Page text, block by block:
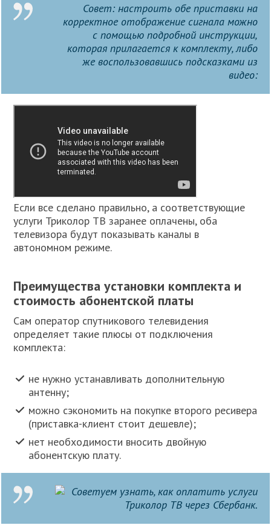
Совет: настроить обе приставки на
корректное отображение сигнала можно
с помощью подробной инструкции,
которая прилагается к комплекту, либо
же воспользовавшись подсказками из
видео:
Если все сделано правильно, а соответствующие
услуги Триколор ТВ заранее оплачены, оба
телевизора будут показывать каналы в
автономном режиме.
Преимущества установки комплекта и
стоимость абонентской платы
Сам оператор спутникового телевидения
определяет такие плюсы от подключения
комплекта:
не нужно устанавливать дополнительную
антенну;
можно сэкономить на покупке второго ресивера
(приставка-клиент стоит дешевле);
нет необходимости вносить двойную
абонентскую плату.
Советуем узнать, как оплатить услуги
Триколор ТВ через Сбербанк.